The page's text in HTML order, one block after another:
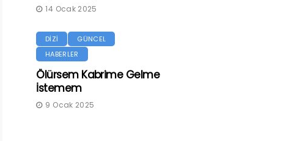
14 Ocak 2025
DİZİ
GÜNCEL
HABERLER
Ölürsem Kabrime Gelme
İstemem
9 Ocak 2025